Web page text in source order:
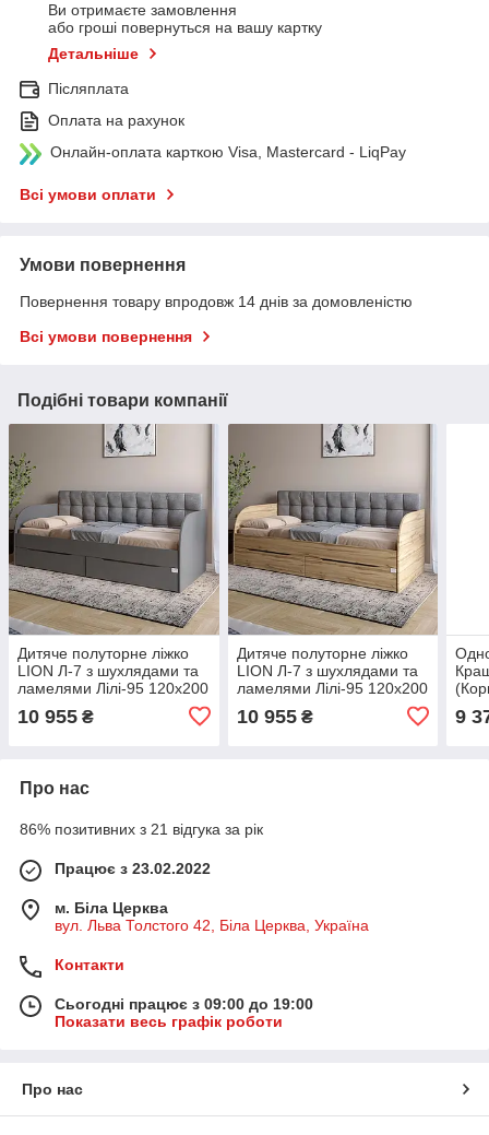
Ви отримаєте замовлення
або гроші повернуться на вашу картку
Детальніше
Післяплата
Оплата на рахунок
Онлайн-оплата карткою Visa, Mastercard - LiqPay
Всі умови оплати
Умови повернення
Повернення товару впродовж 14 днів за домовленістю
Всі умови повернення
Подібні товари компанії
Дитяче полуторне ліжко
LION Л-7 з шухлядами та
ламелями Лілі-95 120x200
044240)
10 955 ₴
Дитяче полуторне ліжко
LION Л-7 з шухлядами та
ламелями Лілі-95 120x200
044245)
10 955₴ 9
Про нас
86% позитивних з 21 відгука за рік
Працює з 23.02.2022
м. Біла Церква
вул. Льва Толстого 42, Біла Церква, Україна
Контакти
Сьогодні працює з 09:00 до 19:00
Показати весь графік роботи
Про нас